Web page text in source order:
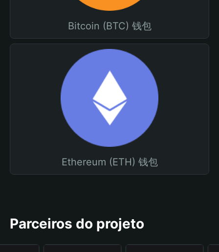
Bitcoin (BTC) 钱包
Ethereum (ETH) 钱包
Parceiros do projeto